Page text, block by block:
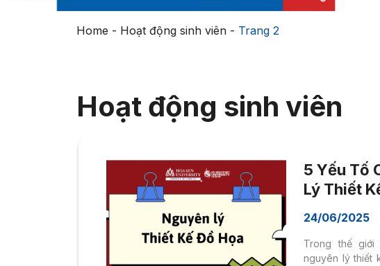
Home - Hoạt động sinh viên- Trang 2
Hoạt động sinh viên
5 Yếu Tố
Lý Thiết
24/06/2025
Trong thế giới
nguyên lý thiết